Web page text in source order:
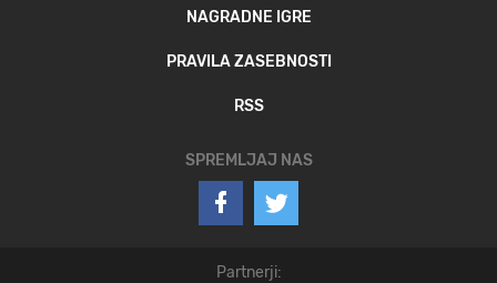
NAGRADNE IGRE
PRAVILA ZASEBNOSTI
RSS
SPREMLJAJ NAS
Partnerji: